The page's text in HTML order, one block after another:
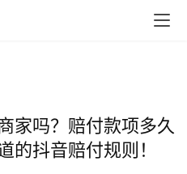
家吗？赔付款项多久
的抖音赔付规则！